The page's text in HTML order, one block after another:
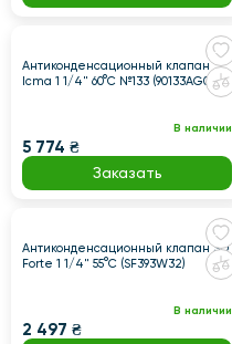
Антиконденсационный клапан
Icma 1 1/4" 60°C №133 (90133AG0560)
В наличии
5 774 ₴
Заказать
Антиконденсационный клапан SD
Forte 1 1/4" 55°C (SF393W32)
В наличии
2 497 ₴